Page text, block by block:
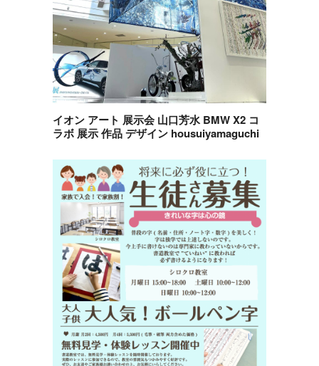
イオン アート 展示会 山口芳水 BMW X2 コ
ラボ 展示 作品 デザイン housuiyamaguchi